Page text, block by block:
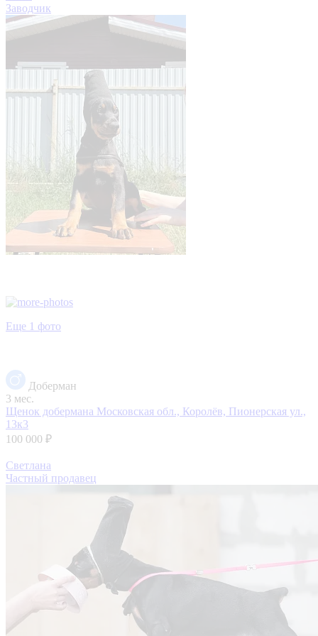
Заводчик
Еще 1 фото
Доберман
3 мес.
Щенок добермана Московская обл., Королёв, Пионерская ул.,
13к3
100 000 ₽
Светлана
Частный продавец